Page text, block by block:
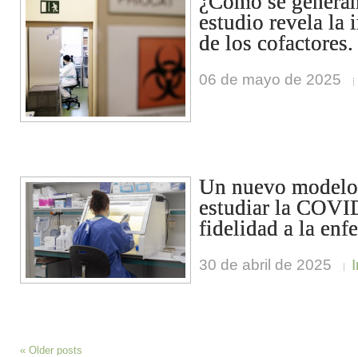
estudio revela la
de los cofactores.
06 de mayo de 2025
Un nuevo
estudiar la
fidelidad a la
30 de abril de 2025
« Older posts